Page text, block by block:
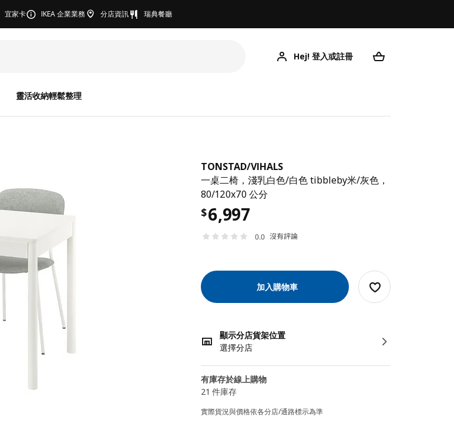
宜家卡 IKEA 企業業務 分店資訊 瑞典餐廳
Hej! 登入或註冊
靈活收納輕鬆整理
TONSTAD/VIHALS
一桌二椅，淺乳白色/白色 tibbleby米/灰色，
80/120x70 公分
$6,997
0.0 沒有評論
加入購物車
顯示分店貨架位置
選擇分店
有庫存於線上購物
21 件庫存
實際貨況與價格依各分店/通路標示為準